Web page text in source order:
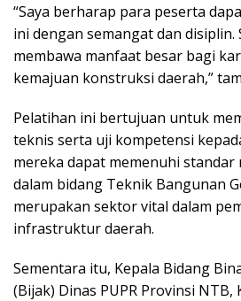
“Saya berharap para peserta
ini dengan semangat dan
membawa manfaat besar bagi
kemajuan konstruksi daerah,”
Pelatihan ini bertujuan untuk
teknis serta uji kompetensi
mereka dapat memenuhi standar
dalam bidang Teknik Bangunan
merupakan sektor vital dalam
infrastruktur daerah.
Sementara itu, Kepala Bidang
(Bijak) Dinas PUPR Provinsi NTB,